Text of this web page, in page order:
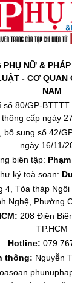
PHỤ NỮ &
- CƠ QUAN
NAM
80/GP-
thông cấp ngày
bổ sung số 42/
ngày 16/11/
biên tập:
ký toà soạn:
4, Tòa tháp
Nghệ, Phường
208 Điện
TP.HCM
Hotline:
thông: Nguyễn